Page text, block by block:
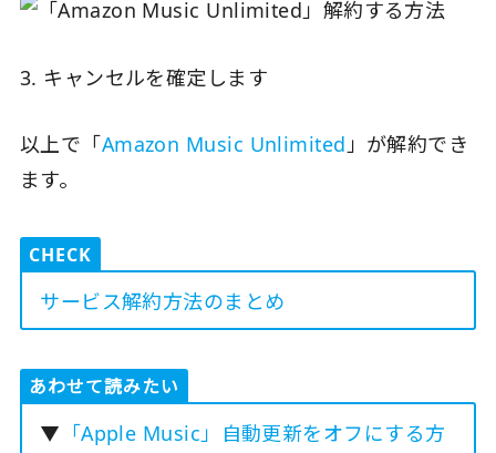
3. キャンセルを確定します
以上で「Amazon Music Unlimited」が解約でき
ます。
CHECK
サービス解約方法のまとめ
あわせて読みたい
▼ 「Apple Music」自動更新をオフにする方